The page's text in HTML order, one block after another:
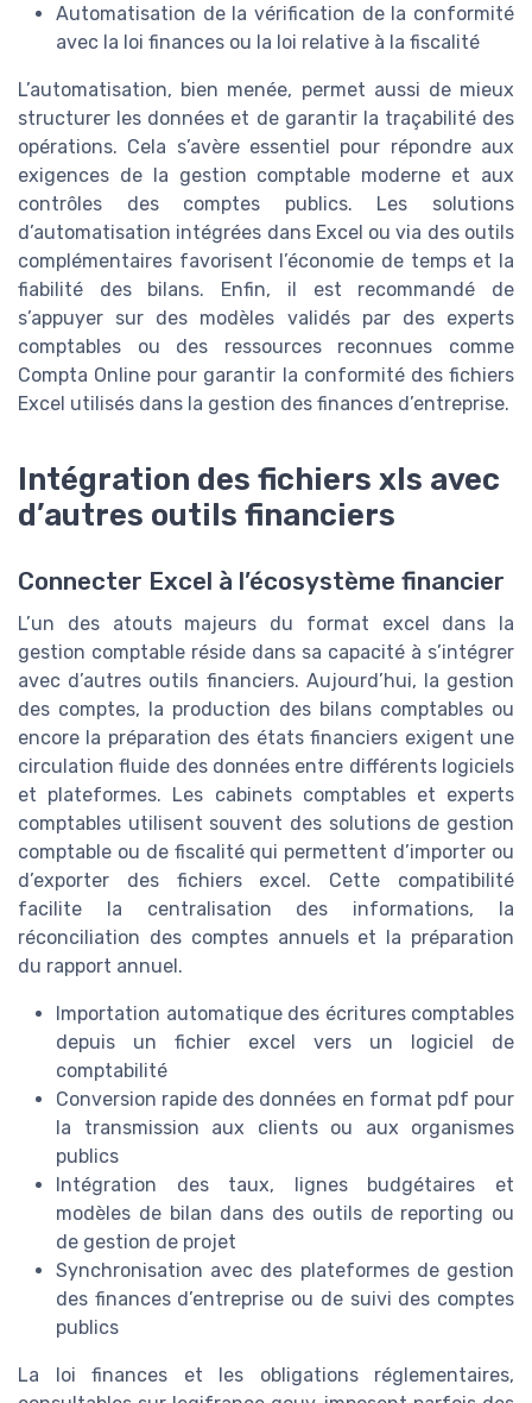
Automatisation de la vérification de la conformité
avec la loi finances ou la loi relative à la fiscalité
L’automatisation, bien menée, permet aussi de mieux
structurer les données et de garantir la traçabilité des
opérations. Cela s’avère essentiel pour répondre aux
exigences de la gestion comptable moderne et aux
contrôles des comptes publics. Les solutions
d’automatisation intégrées dans Excel ou via des outils
complémentaires favorisent l’économie de temps et la
fiabilité des bilans. Enfin, il est recommandé de
s’appuyer sur des modèles validés par des experts
comptables ou des ressources reconnues comme
Compta Online pour garantir la conformité des fichiers
Excel utilisés dans la gestion des finances d’entreprise.
Intégration des fichiers xls avec
d’autres outils financiers
Connecter Excel à l’écosystème financier
L’un des atouts majeurs du format excel dans la
gestion comptable réside dans sa capacité à s’intégrer
avec d’autres outils financiers. Aujourd’hui, la gestion
des comptes, la production des bilans comptables ou
encore la préparation des états financiers exigent une
circulation fluide des données entre différents logiciels
et plateformes. Les cabinets comptables et experts
comptables utilisent souvent des solutions de gestion
comptable ou de fiscalité qui permettent d’importer ou
d’exporter des fichiers excel. Cette compatibilité
facilite la centralisation des informations, la
réconciliation des comptes annuels et la préparation
du rapport annuel.
Importation automatique des écritures comptables
depuis un fichier excel vers un logiciel de
comptabilité
Conversion rapide des données en format pdf pour
la transmission aux clients ou aux organismes
publics
Intégration des taux, lignes budgétaires et
modèles de bilan dans des outils de reporting ou
de gestion de projet
Synchronisation avec des plateformes de gestion
des finances d’entreprise ou de suivi des comptes
publics
La loi finances et les obligations réglementaires,